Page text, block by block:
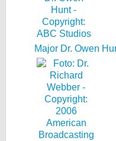
Major Dr. Owen